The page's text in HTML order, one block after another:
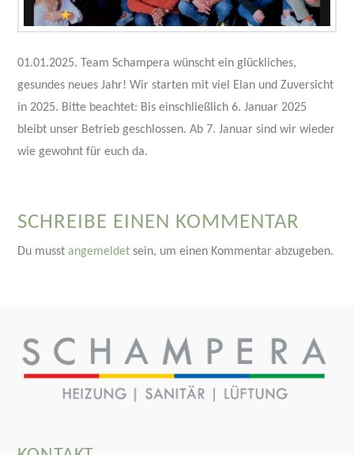
01.01.2025. Team Schampera wünscht ein glückliches,
gesundes neues Jahr! Wir starten mit viel Elan und Zuversicht
in 2025. Bitte beachtet: Bis einschließlich 6. Januar 2025
bleibt unser Betrieb geschlossen. Ab 7. Januar sind wir wieder
wie gewohnt für euch da.
SCHREIBE EINEN KOMMENTAR
Du musstangemeldet sein, um einen Kommentar abzugeben.